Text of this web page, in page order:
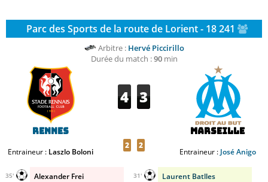
Parc des Sports de la route de Lorient - 18 241
Arbitre : Hervé Piccirillo
Durée du match :90min
Rennes
Entraineur : Laszlo Boloni
4 3
2 2
Marseille
Entraineur : José Anigo
Alexander Frei
35' Laurent Batlles
31'